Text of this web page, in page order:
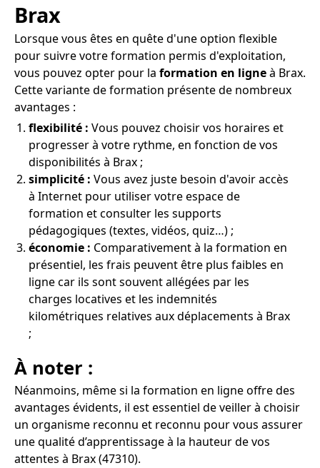
Brax
Lorsque vous êtes en quête d'une option flexible
pour suivre votre formation permis d'exploitation,
vous pouvez opter pour la formation en ligneà Brax.
Cette variante de formation présente de nombreux
avantages :
flexibilité : Vous pouvez choisir vos horaires et
progresser à votre rythme, en fonction de vos
disponibilités à Brax ;
simplicité : Vous avez juste besoin d'avoir accès
à Internet pour utiliser votre espace de
formation et consulter les supports
pédagogiques (textes, vidéos, quiz…) ;
économie : Comparativement à la formation en
présentiel, les frais peuvent être plus faibles en
ligne car ils sont souvent allégées par les
charges locatives et les indemnités
kilométriques relatives aux déplacements à Brax
;
À noter :
Néanmoins, même si la formation en ligne offre des
avantages évidents, il est essentiel de veiller à choisir
un organisme reconnu et reconnu pour vous assurer
une qualité d’apprentissage à la hauteur de vos
attentes à Brax (47310).